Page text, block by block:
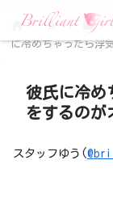
ホーム チ
に冷めちゃったら浮
彼氏に冷め
をするのが
スタッフゆう(